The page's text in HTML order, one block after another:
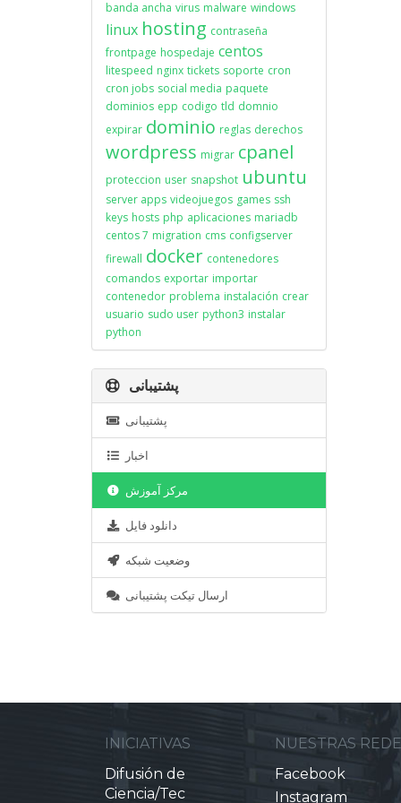
banda ancha virus malware windows
linux hosting contraseña
frontpage hospedaje centos
litespeed nginx tickets soporte cron
cron jobs social media paquete
dominios epp codigo tld domnio
expirar dominio reglas derechos
wordpress migrar cpanel
proteccion user snapshot ubuntu
server apps videojuegos games ssh
keys hosts php aplicaciones mariadb
centos 7 migration cms configserver
firewall docker contenedores
comandos exportar importar
contenedor problema instalación crear
usuario sudo user python3 instalar
python
پشتیبانی
پشتیبانی
اخبار
مرکز آموزش
دانلود فایل
وضعیت شبکه
ارسال تیکت پشتیبانی
INICIATIVAS
Difusión de
Ciencia/Tec
NUESTRAS
Facebook
Instagram